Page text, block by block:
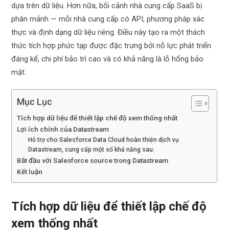
dựa trên dữ liệu. Hơn nữa, bối cảnh nhà cung cấp SaaS bị
phân mảnh — mỗi nhà cung cấp có API, phương pháp xác
thực và định dạng dữ liệu riêng. Điều này tạo ra một thách
thức tích hợp phức tạp được đặc trưng bởi nỗ lực phát triển
đáng kể, chi phí bảo trì cao và có khả năng là lỗ hổng bảo
mật.
Mục Lục
Tích hợp dữ liệu để thiết lập chế độ xem thống nhất
Lợi ích chính của Datastream
Hỗ trợ cho Salesforce Data Cloud hoàn thiện dịch vụ
Datastream, cung cấp một số khả năng sau:
Bắt đầu với Salesforce source trong Datastream
Kết luận
Tích hợp dữ liệu để thiết lập chế độ
xem thống nhất